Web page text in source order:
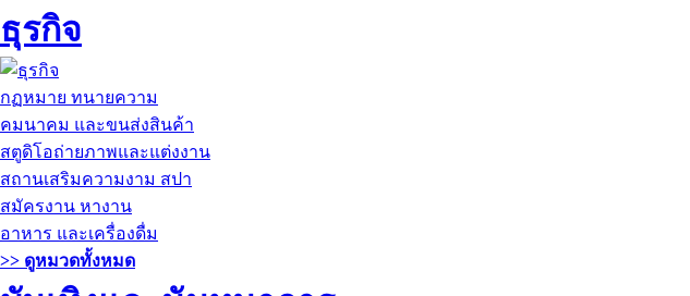
ธุรกิจ
กฏหมาย ทนายความ
คมนาคม และขนส่งสินค้า
สตูดิโอถ่ายภาพและแต่งงาน
สถานเสริมความงาม สปา
สมัครงาน หางาน
อาหาร และเครื่องดื่ม
>> ดูหมวดทั้งหมด